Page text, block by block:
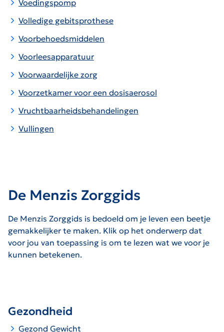
Voedingspomp
Volledige gebitsprothese
Voorbehoedsmiddelen
Voorleesapparatuur
Voorwaardelijke zorg
Voorzetkamer voor een dosisaerosol
Vruchtbaarheidsbehandelingen
Vullingen
De Menzis Zorggids
De Menzis Zorggids is bedoeld om je leven een beetje
gemakkelijker te maken. Klik op het onderwerp dat
voor jou van toepassing is om te lezen wat we voor je
kunnen betekenen.
Gezondheid
Gezond Gewicht